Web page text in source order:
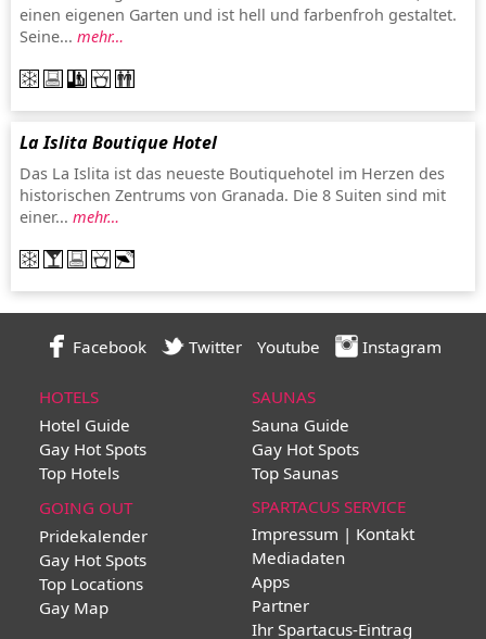
einen eigenen Garten und ist hell und farbenfroh gestaltet.
Seine... mehr…
La Islita Boutique Hotel
Das La Islita ist das neueste Boutiquehotel im Herzen des
historischen Zentrums von Granada. Die 8 Suiten sind mit
einer... mehr…
Facebook Twitter Youtube Instagram
HOTELS
Hotel Guide
Gay Hot Spots
Top Hotels
SAUNAS
Sauna Guide
Gay Hot Spots
Top Saunas
GOING OUT
Pridekalender
Gay Hot Spots
Top Locations
Gay Map
SPARTACUS SERVICE
Impressum | Kontakt
Mediadaten
Apps
Partner
Ihr Spartacus-Eintrag